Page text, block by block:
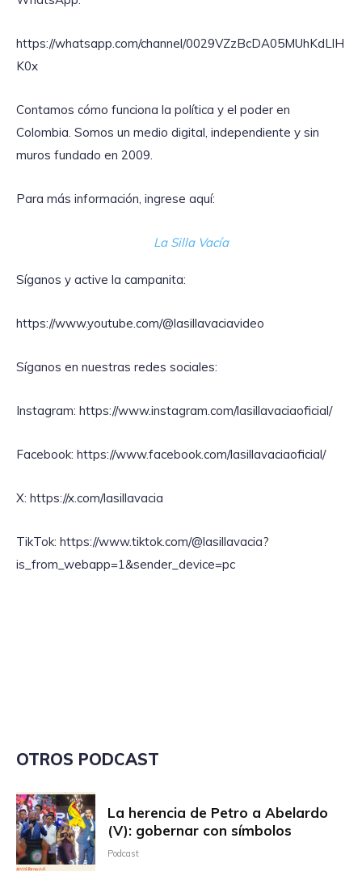
https://whatsapp.com/channel/0029VZzBcDA05MUhKdLlH
K0x
Contamos cómo funciona la política y el poder en
Colombia. Somos un medio digital, independiente y sin
muros fundado en 2009.
Para más información, ingrese aquí:
La Silla Vacía
Síganos y active la campanita:
https://www.youtube.com/@lasillavaciavideo
Síganos en nuestras redes sociales:
Instagram: https://www.instagram.com/lasillavaciaoficial/
Facebook: https://www.facebook.com/lasillavaciaoficial/
X: https://x.com/lasillavacia
TikTok: https://www.tiktok.com/@lasillavacia?
is_from_webapp=1&sender_device=pc
OTROS PODCAST
La herencia de Petro a Abelardo
(V): gobernar con símbolos
Podcast